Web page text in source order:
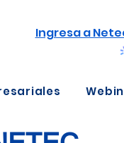
Ingresa a